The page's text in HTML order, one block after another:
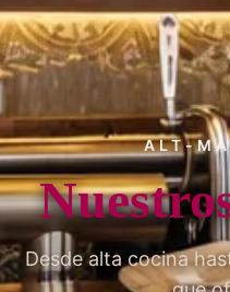
ALT-
Desde alta cocina